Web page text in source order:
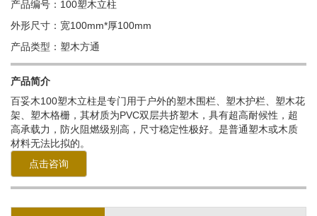
产品编号：100塑木立柱
外形尺寸：宽100mm*厚100mm
产品类型：塑木方通
产品简介
百妥木100塑木立柱是专门用于户外的塑木围栏、塑木护栏、塑木花
架、塑木格栅，其材质为PVC双层共挤塑木，具有超高耐候性，超
高承载力，防火阻燃级别高，尺寸稳定性极好。是普通塑木或木质
材料无法比拟的。
点击咨询